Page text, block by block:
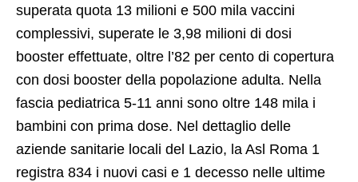
superata quota 13 milioni e 500 mila vaccini
complessivi, superate le 3,98 milioni di dosi
booster effettuate, oltre l’82 per cento di copertura
con dosi booster della popolazione adulta. Nella
fascia pediatrica 5-11 anni sono oltre 148 mila i
bambini con prima dose. Nel dettaglio delle
aziende sanitarie locali del Lazio, la Asl Roma 1
registra 834 i nuovi casi e 1 decesso nelle ultime